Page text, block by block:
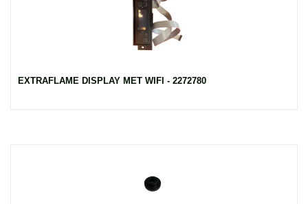
EXTRAFLAME DISPLAY MET WIFI - 2272780